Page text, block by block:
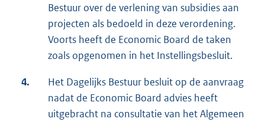
Bestuur over de verlening van subsidies aan
projecten als bedoeld in deze verordening.
Voorts heeft de Economic Board de taken
zoals opgenomen in het Instellingsbesluit.
4.
Het Dagelijks Bestuur besluit op de aanvraag
nadat de Economic Board advies heeft
uitgebracht na consultatie van het Algemeen